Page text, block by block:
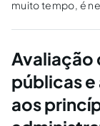
muito tempo, é
dispendioso.
burocracia e
procedimentos.
Avaliação
públicas
aos